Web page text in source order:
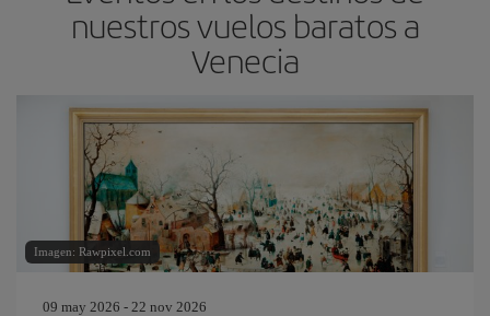
nuestros vuelos baratos a
Venecia
Imagen: Rawpixel.com
09 may 2026 - 22 nov 2026